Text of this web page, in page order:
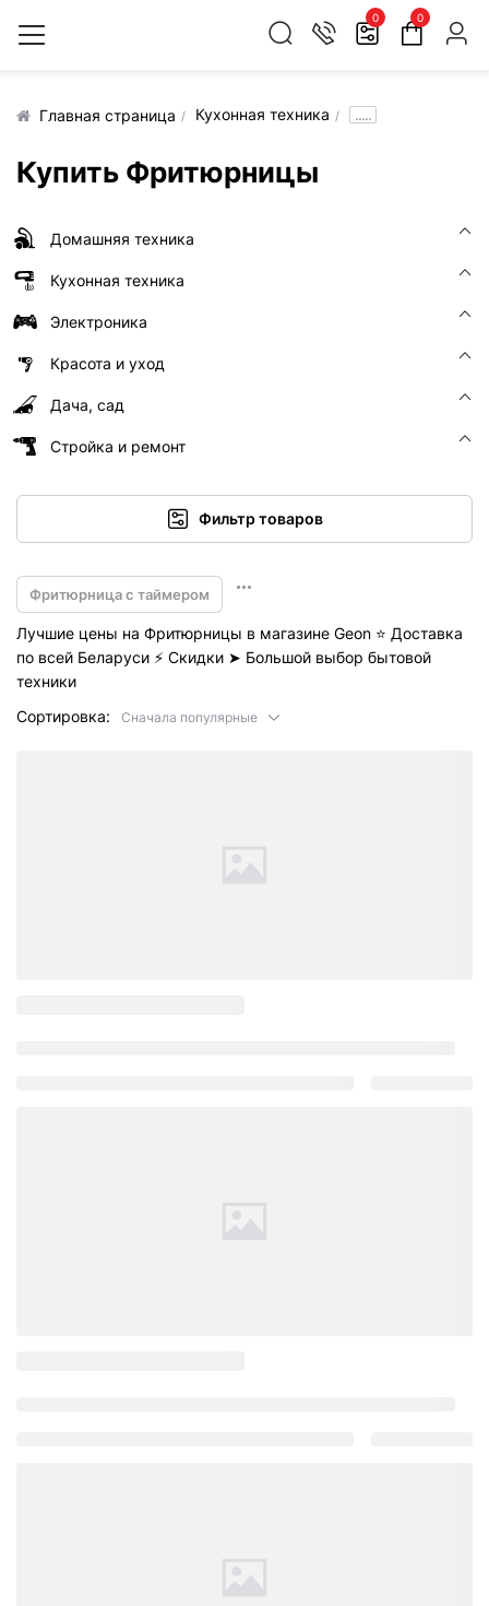
0 0
Главная страница Кухонная техника .....
Купить Фритюрницы
Домашняя техника
Кухонная техника
Электроника
Красота и уход
Дача, сад
Стройка и ремонт
Фильтр товаров
Фритюрница с таймером
Лучшие цены на Фритюрницы в магазине Geon ⭐️ Доставка
по всей Беларуси ⚡ Скидки ➤ Большой выбор бытовой
техники
Сортировка:
Сначала популярные